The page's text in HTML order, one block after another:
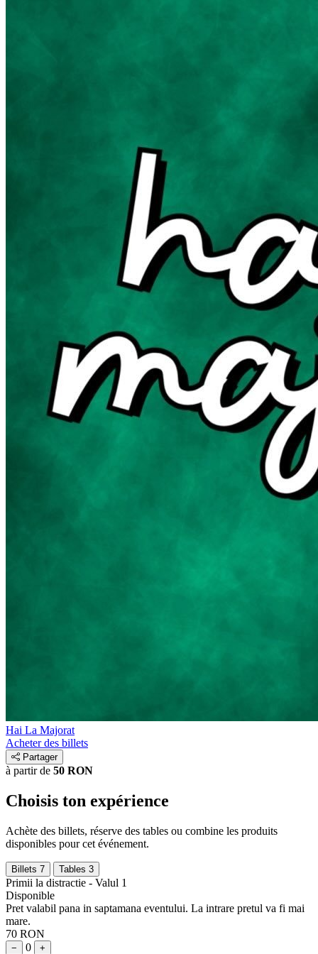
Hai La Majorat
Acheter des billets
Partager
à partir de 50 RON
Choisis ton expérience
Achète des billets, réserve des tables ou combine les produits
disponibles pour cet événement.
Billets 7 Tables 3
Primii la distractie - Valul 1
Disponible
Pret valabil pana in saptamana eventului. La intrare pretul va fi mai
mare.
70 RON
− 0 +